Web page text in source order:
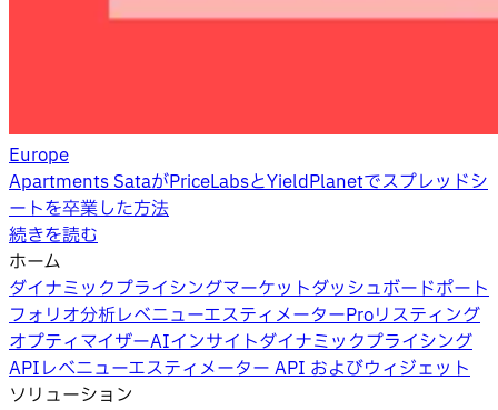
Europe
Apartments SataがPriceLabsとYieldPlanetでスプレッドシ
ートを卒業した方法
続きを読む
ホーム
ダイナミックプライシングマーケットダッシュボードポート
フォリオ分析レベニューエスティメーターProリスティング
オプティマイザーAIインサイトダイナミックプライシング
APIレベニューエスティメーター API およびウィジェット
ソリューション